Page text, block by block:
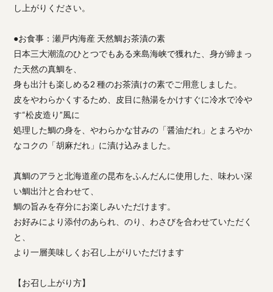
し上がりください。
●お食事：瀬戸内海産 天然鯛お茶漬の素
日本三大潮流のひとつでもある来島海峡で獲れた、身が締まっ
た天然の真鯛を、
身も出汁も楽しめる2 種のお茶漬けの素でご用意しました。
皮をやわらかくするため、皮目に熱湯をかけすぐに冷水で冷や
す“松皮造り”風に
処理した鯛の身を、やわらかな甘みの「醤油だれ」とまろやか
なコクの「胡麻だれ」に漬け込みました。
真鯛のアラと北海道産の昆布をふんだんに使用した、味わい深
い鯛出汁と合わせて、
鯛の旨みを存分にお楽しみいただけます。
お好みにより添付のあられ、のり、わさびを合わせていただく
と、
より一層美味しくお召し上がりいただけます
【お召し上がり方】